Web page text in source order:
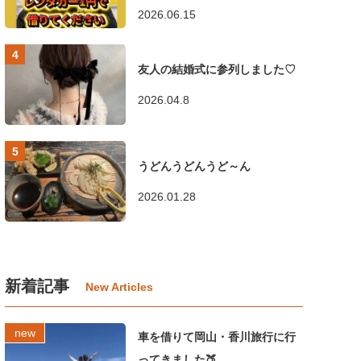
2026.06.15
友人の結婚式に参列しました♡
2026.04.8
うどんうどんうど～ん
2026.01.28
新着記事
車を借りて岡山・香川旅行に行